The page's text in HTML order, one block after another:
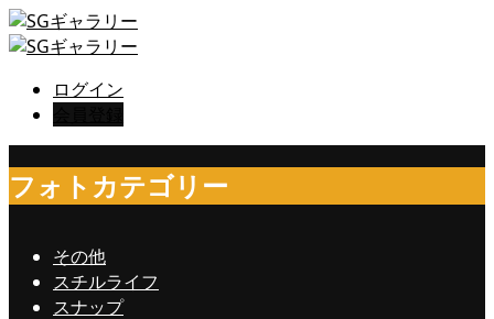
ログイン
フォトカテゴリー
その他
スチルライフ
スナップ